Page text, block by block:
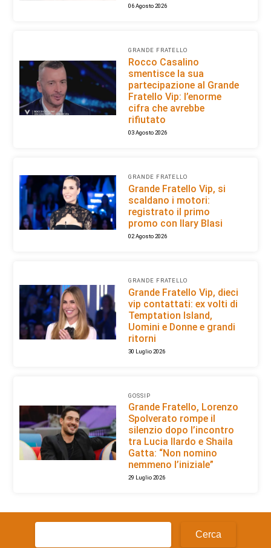
06 Agosto 2026
GRANDE FRATELLO
Rocco Casalino
smentisce la sua
partecipazione al Grande
Fratello Vip: l’enorme
cifra che avrebbe
rifiutato
03 Agosto 2026
GRANDE FRATELLO
Grande Fratello Vip, si
scaldano i motori:
registrato il primo
promo con Ilary Blasi
02 Agosto 2026
GRANDE FRATELLO
Grande Fratello Vip, dieci
vip contattati: ex volti di
Temptation Island,
Uomini e Donne e grandi
ritorni
30 Luglio 2026
GOSSIP
Grande Fratello, Lorenzo
Spolverato rompe il
silenzio dopo l’incontro
tra Lucia Ilardo e Shaila
Gatta: “Non nomino
nemmeno l’iniziale”
29 Luglio 2026